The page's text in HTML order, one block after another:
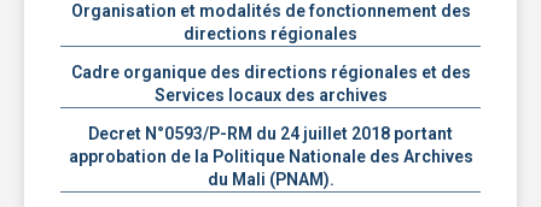
Organisation et modalités de fonctionnement des
directions régionales
Cadre organique des directions régionales et des
Services locaux des archives
Decret N°0593/P-RM du 24 juillet 2018 portant
approbation de la Politique Nationale des Archives
du Mali (PNAM).